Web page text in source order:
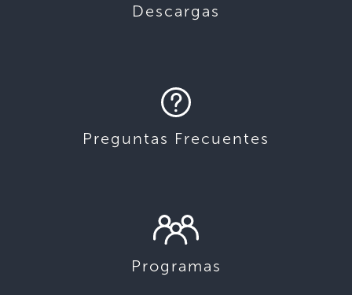
Descargas
Preguntas Frecuentes
Programas